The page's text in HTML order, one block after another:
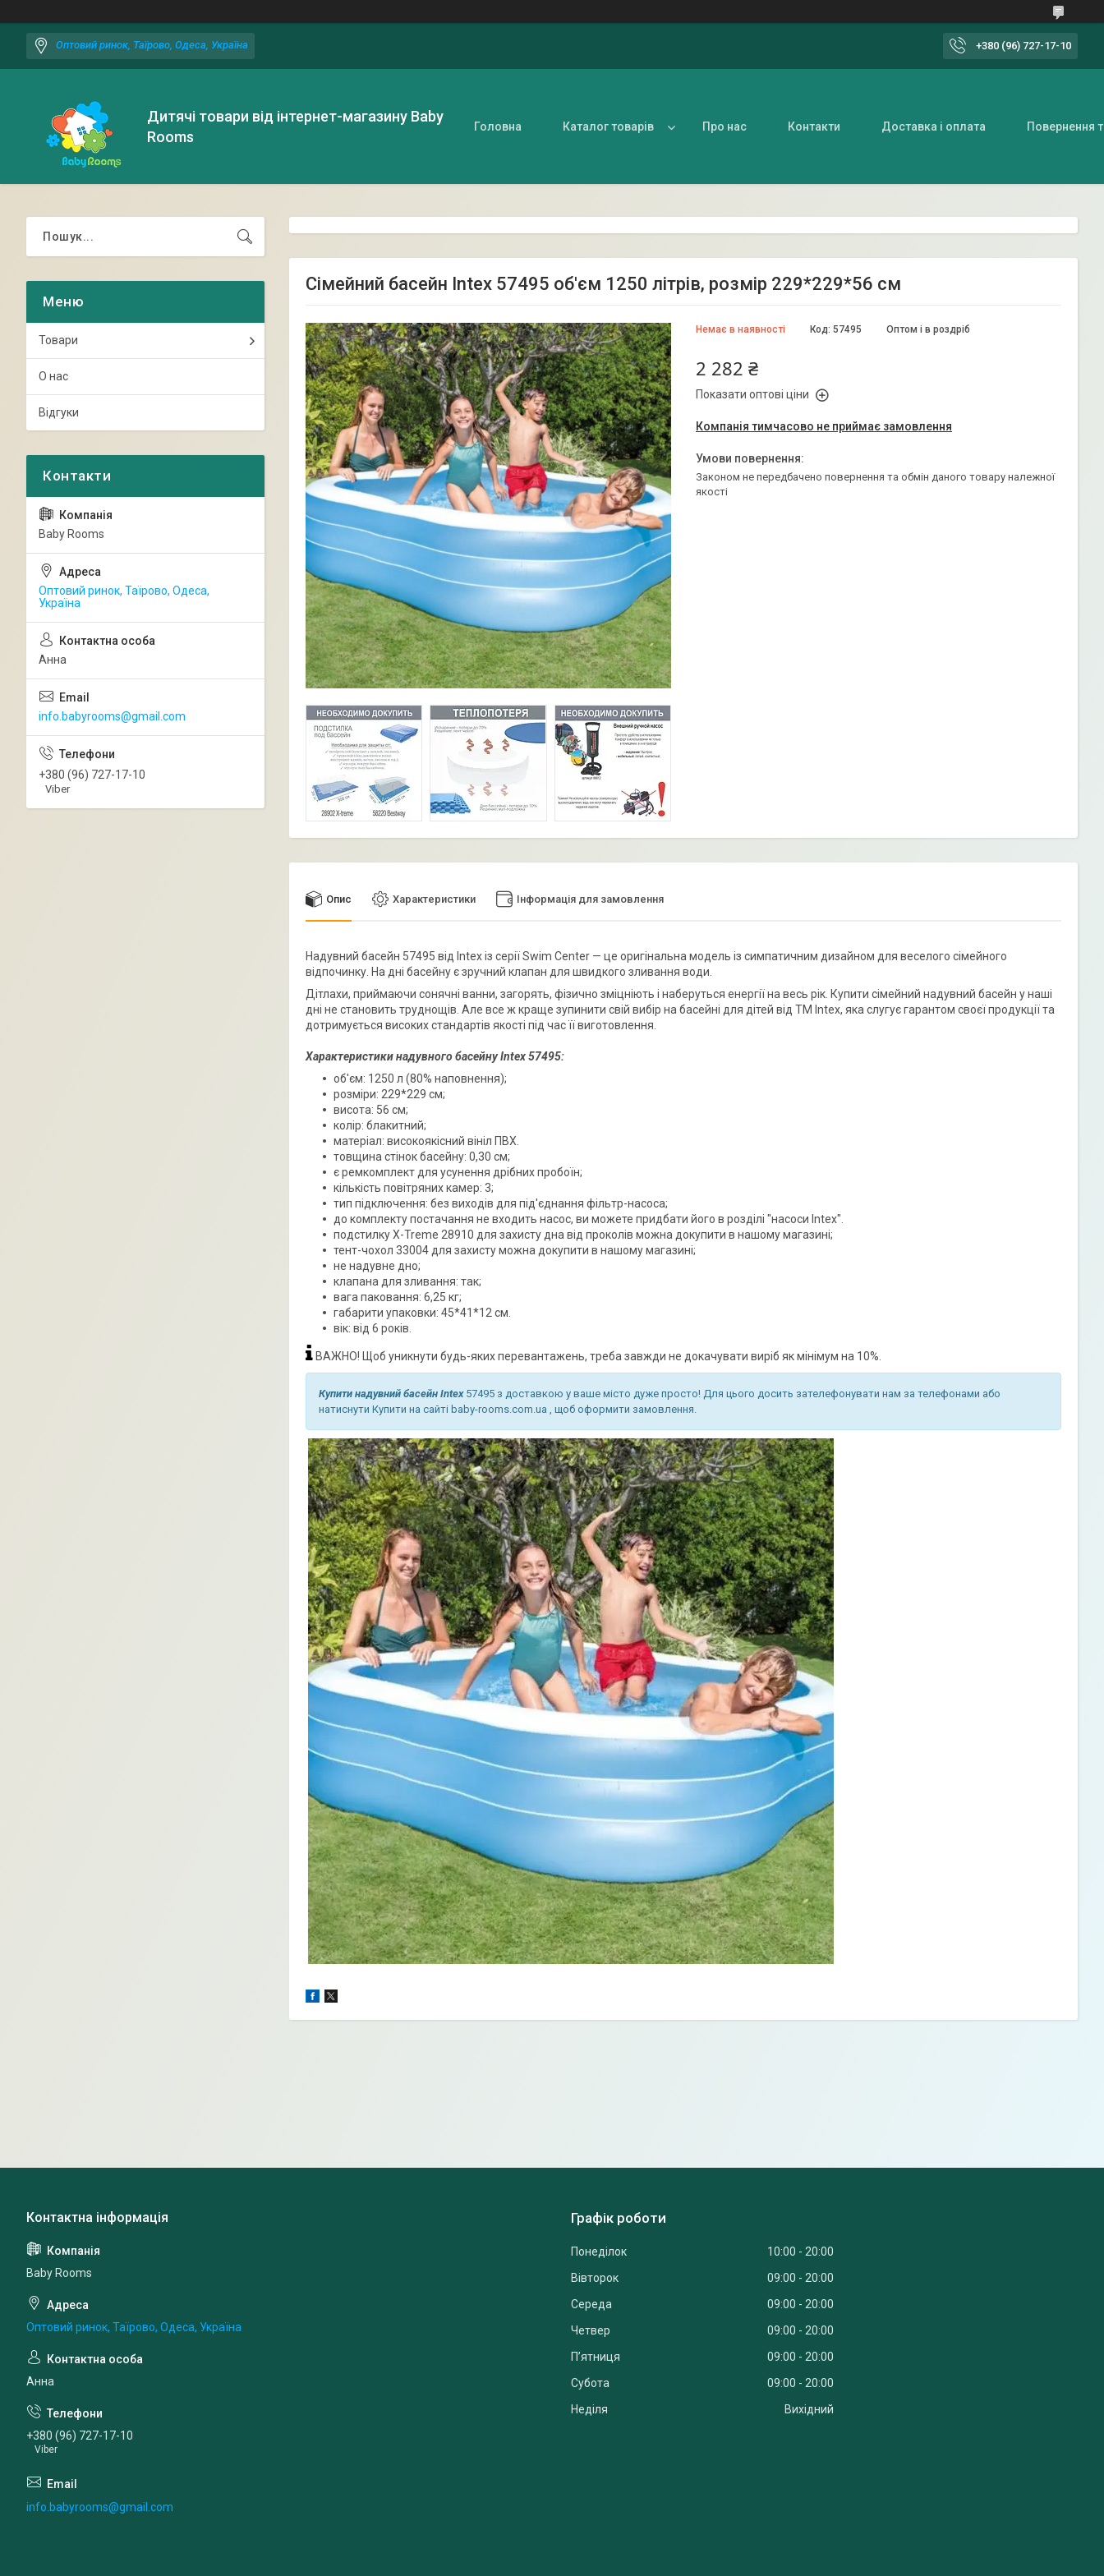
Оптовий ринок, Таїрово, Одеса, Україна +380 (96) 727-17-10
Дитячі товари від інтернет-магазину Baby
Rooms
Головна Каталог товарів Про нас Контакти Доставка і оплата Повернення
Сімейний басейн Intex 57495 об'єм 1250 літрів, розмір 229*229*56 см
Немає в наявності Оптом і в роздріб
Код: 57495
2 282 ₴
Показати оптові ціни
Компанія тимчасово не приймає замовлення
Законом не передбачено повернення та обмін даного товару належної
якості
Опис Характеристики Інформація для замовлення
Надувний басейн 57495 від Intex із серії Swim Center — це оригінальна модель із симпатичним дизайном для веселого сімейного
відпочинку. На дні басейну є зручний клапан для швидкого зливання води.
Дітлахи, приймаючи сонячні ванни, загорять, фізично зміцніють і наберуться енергії на весь рік. Купити сімейний надувний басейн у наші
дні не становить труднощів. Але все ж краще зупинити свій вибір на басейні для дітей від ТМ Intex, яка слугує гарантом своєї продукції та
дотримується високих стандартів якості під час її виготовлення.
Характеристики надувного басейну Intex 57495:
об'єм: 1250 л (80% наповнення);
розміри: 229*229 см;
висота: 56 см;
колір: блакитний;
матеріал: високоякісний вініл ПВХ.
товщина стінок басейну: 0,30 см;
є ремкомплект для усунення дрібних пробоїн;
кількість повітряних камер: 3;
тип підключення: без виходів для під'єднання фільтр-насоса;
до комплекту постачання не входить насос, ви можете придбати його в розділі "насоси Intex".
подстилку X-Treme 28910 для захисту дна від проколів можна докупити в нашому магазині;
тент-чохол 33004 для захисту можна докупити в нашому магазині;
не надувне дно;
клапана для зливання: так;
вага паковання: 6,25 кг;
габарити упаковки: 45*41*12 см.
вік: від 6 років.
ВАЖНО! Щоб уникнути будь-яких перевантажень, треба завжди не докачувати виріб як мінімум на 10%.
Купити надувний басейн Intex57495 з доставкою у ваше місто дуже просто! Для цього досить зателефонувати нам за телефонами або
натиснути Купити на сайті baby-rooms.com.ua , щоб оформити замовлення.
Товари
О нас
Відгуки
Baby Rooms
Оптовий ринок, Таїрово, Одеса,
Україна
Анна
info.babyrooms@gmail.com
+380 (96) 727-17-10
Viber
Baby Rooms
Оптовий ринок, Таїрово, Одеса, Україна
Анна
+380 (96) 727-17-10
Viber
info.babyrooms@gmail.com
Графік роботи
Понеділок 10:00
20:00
Вівторок
09:00
20:00
Середа
09:00
20:00
Четвер
09:00
20:00
Пʼятниця
09:00
20:00
Субота
09:00
20:00
Неділя
Вихідний